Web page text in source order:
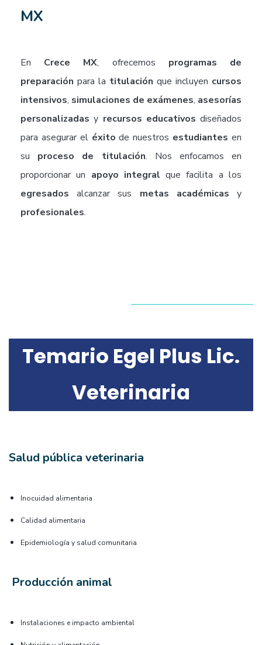
MX
En Crece MX, ofrecemos programas de
preparación para la titulación que incluyen cursos
intensivos, simulaciones de exámenes, asesorías
personalizadas y recursos educativos diseñados
para asegurar el éxito de nuestros estudiantes en
su proceso de titulación. Nos enfocamos en
proporcionar un apoyo integral que facilita a los
egresados alcanzar sus metas académicas y
profesionales.
Temario Egel Plus Lic.
Veterinaria
Salud pública veterinaria
Inocuidad alimentaria
Calidad alimentaria
Epidemiología y salud comunitaria
Producción animal
Instalaciones e impacto ambiental